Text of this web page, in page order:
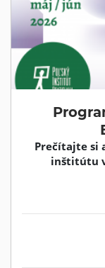
Prečítajte si
inštitútu